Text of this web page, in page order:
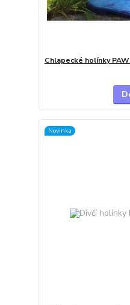
Chlapecké holínky
Novinka